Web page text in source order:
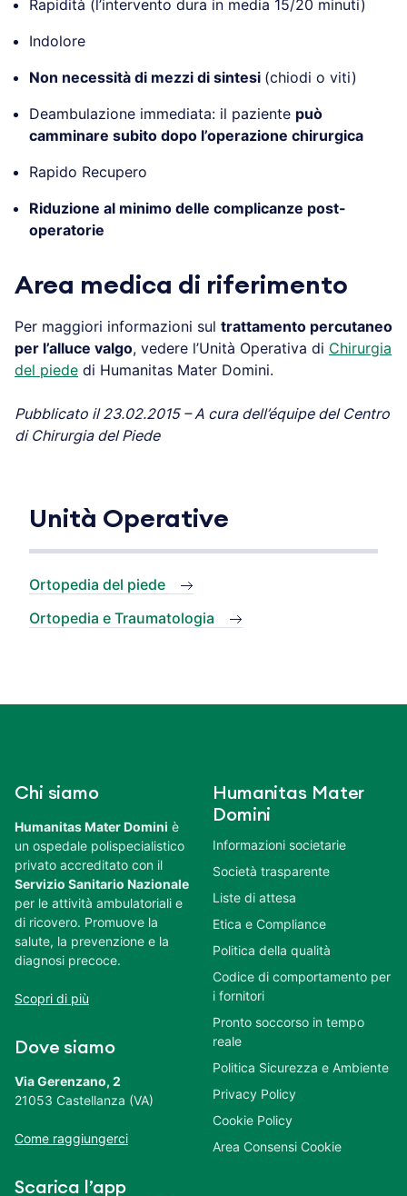
Rapidità (l’intervento dura in media 15/20 minuti)
Indolore
Non necessità di mezzi di sintesi (chiodi o viti)
Deambulazione immediata: il paziente può
camminare subito dopo l’operazione chirurgica
Rapido Recupero
Riduzione al minimo delle complicanze post-
operatorie
Area medica di riferimento
Per maggiori informazioni sul trattamento percutaneo
per l’alluce valgo, vedere l’Unità Operativa di Chirurgia
del piede di Humanitas Mater Domini.
Pubblicato il 23.02.2015 – A cura dell’équipe del Centro
di Chirurgia del Piede
Unità Operative
Ortopedia del piede
Ortopedia e Traumatologia
Chi siamo
Humanitas Mater Domini è
un ospedale polispecialistico
privato accreditato con il
Servizio Sanitario Nazionale
per le attività ambulatoriali e
di ricovero. Promuove la
salute, la prevenzione e la
diagnosi precoce.
Scopri di più
Dove siamo
Via Gerenzano, 2
21053 Castellanza (VA)
Come raggiungerci
Scarica l’app
Humanitas Mater
Domini
Informazioni societarie
Società trasparente
Liste di attesa
Etica e Compliance
Politica della qualità
Codice di comportamento per
i fornitori
Pronto soccorso in tempo
reale
Politica Sicurezza e Ambiente
Privacy Policy
Cookie Policy
Area Consensi Cookie